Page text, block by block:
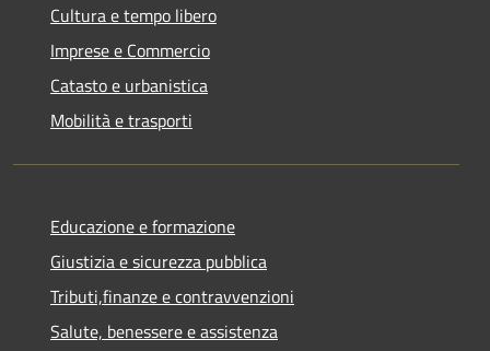
Cultura e tempo libero
Imprese e Commercio
Catasto e urbanistica
Mobilità e trasporti
Educazione e formazione
Giustizia e sicurezza pubblica
Tributi,finanze e contravvenzioni
Salute, benessere e assistenza